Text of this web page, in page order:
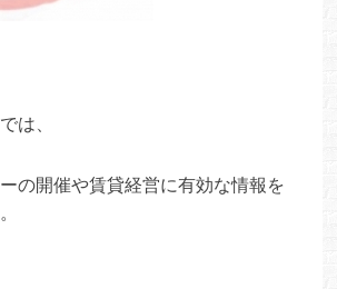
は、
の開催や賃貸経営に有効な情報を